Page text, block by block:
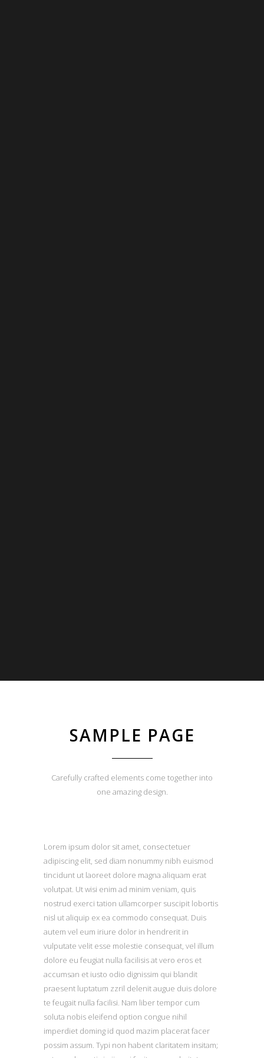
SAMPLE PAGE
Carefully crafted elements come together into
one amazing design.
Lorem ipsum dolor sit amet, consectetuer
adipiscing elit, sed diam nonummy nibh euismod
tincidunt ut laoreet dolore magna aliquam erat
volutpat. Ut wisi enim ad minim veniam, quis
nostrud exerci tation ullamcorper suscipit lobortis
nisl ut aliquip ex ea commodo consequat. Duis
autem vel eum iriure dolor in hendrerit in
vulputate velit esse molestie consequat, vel illum
dolore eu feugiat nulla facilisis at vero eros et
accumsan et iusto odio dignissim qui blandit
praesent luptatum zzril delenit augue duis dolore
te feugait nulla facilisi. Nam liber tempor cum
soluta nobis eleifend option congue nihil
imperdiet doming id quod mazim placerat facer
possim assum. Typi non habent claritatem insitam;